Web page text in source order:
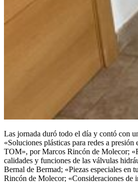
Las jornada duró todo el día y contó con
«Soluciones plásticas para redes a
TOM», por Marcos Rincón de Molecor;
calidades y funciones de las válvulas
Bernal de Bermad; «Piezas especiales en
Rincón de Molecor; «Consideraciones de